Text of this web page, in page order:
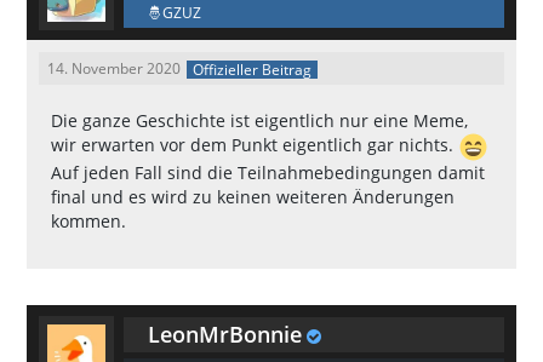
GZUZ
14. November 2020 Offizieller Beitrag
Die ganze Geschichte ist eigentlich nur eine Meme,
wir erwarten vor dem Punkt eigentlich gar nichts.
Auf jeden Fall sind die Teilnahmebedingungen damit
final und es wird zu keinen weiteren Änderungen
kommen.
LeonMrBonnie